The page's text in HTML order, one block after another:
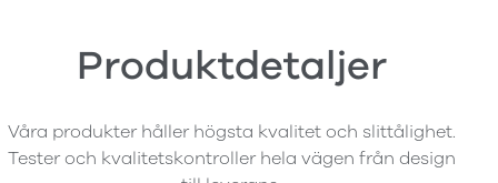
Produktdetaljer
Våra produkter håller högsta kvalitet och slittålighet.
Tester och kvalitetskontroller hela vägen från design